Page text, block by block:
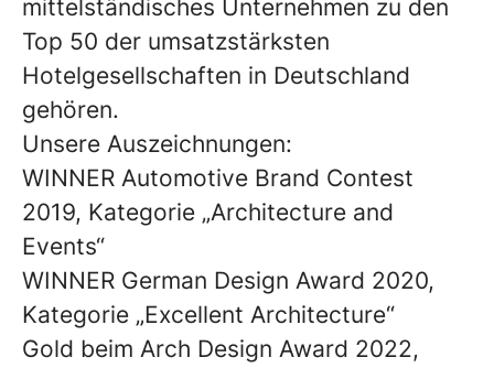
mittelständisches Unternehmen zu den
Top 50 der umsatzstärksten
Hotelgesellschaften in Deutschland
gehören.
Unsere Auszeichnungen:
WINNER Automotive Brand Contest
2019, Kategorie „Architecture and
Events“
WINNER German Design Award 2020,
Kategorie „Excellent Architecture“
Gold beim Arch Design Award 2022,